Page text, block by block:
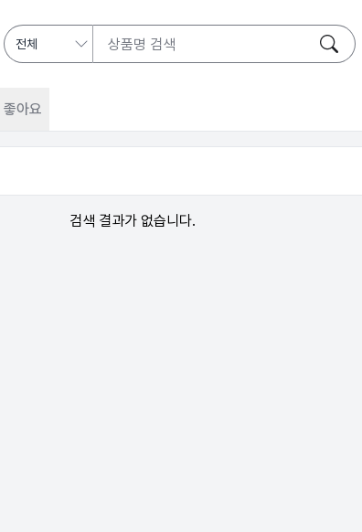
좋아요
검색 결과가 없습니다.